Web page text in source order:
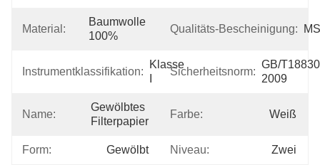
Material:
Baumwolle
100%
Qualitäts-Bescheinigung:
Instrumentklassifikation:
Klasse
Sicherheitsnorm:
GB/
2009
Name:
Gewölbtes
Filterpapier
Farbe: Weiß
Form: Gewölbt Niveau: Zwei